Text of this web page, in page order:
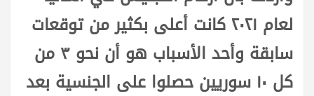
لعام ٢٠٢١ كانت أعلى بكثير من توقعات
سابقة وأحد الأسباب هو أن نحو ٣ من
كل ١٠ سوريين حصلوا على الجنسية بعد